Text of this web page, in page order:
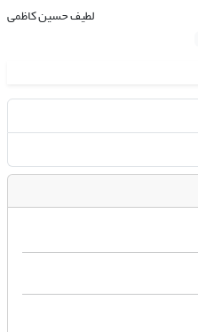
لطیف حسین کاظمی